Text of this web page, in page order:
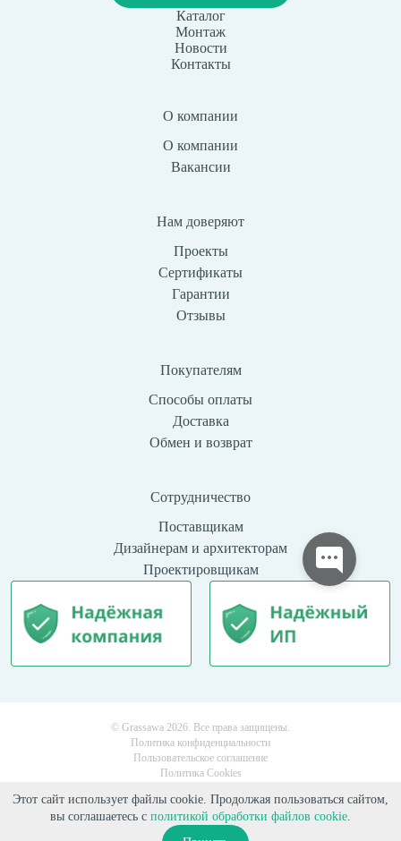
Каталог
Монтаж
Новости
Контакты
О компании
О компании
Вакансии
Нам доверяют
Проекты
Сертификаты
Гарантии
Отзывы
Покупателям
Способы оплаты
Доставка
Обмен и возврат
Сотрудничество
Поставщикам
Дизайнерам и архитекторам
Проектировщикам
© Grassawa 2026. Все права защищены.
Политика конфиденциальности
Пользовательское соглашение
Политика Cookies
Этот сайт использует файлы cookie. Продолжая пользоваться сайтом,
вы соглашаетесь с политикой обработки файлов cookie.